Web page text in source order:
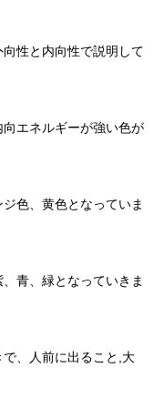
性と内向性で説明して
エネルギーが強い色が
色、黄色となっていま
青、緑となっていきま
、人前に出ること,大